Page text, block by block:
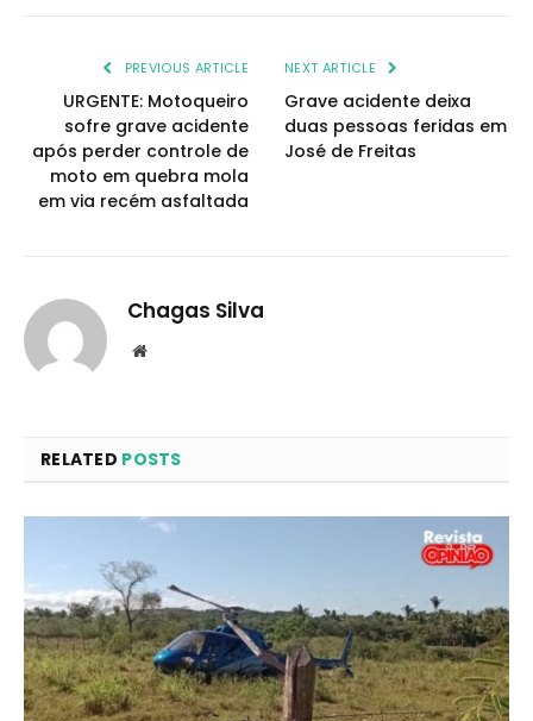
PREVIOUS ARTICLE
URGENTE: Motoqueiro
sofre grave acidente
após perder controle de
moto em quebra mola
em via recém asfaltada
NEXT ARTICLE
Grave acidente deixa
duas pessoas feridas em
José de Freitas
Chagas Silva
Website
RELATED POSTS